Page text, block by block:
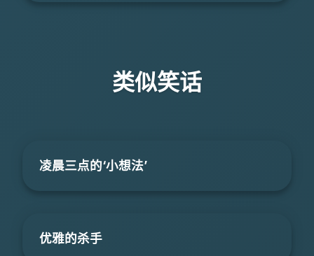
类似笑话
凌晨三点的‘小想法’
优雅的杀手